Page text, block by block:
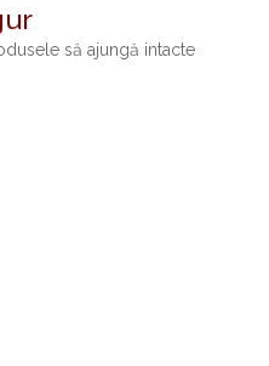
să ajungă intacte